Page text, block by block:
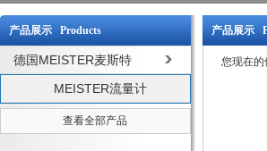
产品展示 Products
德国MEISTER麦斯特
MEISTER流量计
查看全部产品
产品展示
您现在的